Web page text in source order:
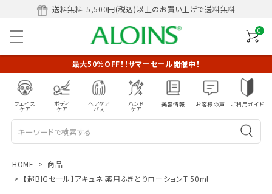
送料無料 5,500円(税込)以上のお買い上げで送料無料
0
最大50％OFF！！サマーセール開催中！
フェイス
ケア
ボディ
ケア
ヘアケア
バス
ハンド
ケア
美容情報 お客様の声 ご利用ガイド
HOME
商品
【超BIGセール】アキュネ 薬用ふきとりローションT 50ml